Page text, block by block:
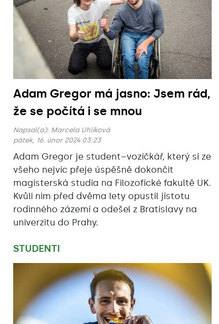
Adam Gregor má jasno: Jsem rád,
že se počítá i se mnou
Napsal(a): Marcela Uhlíková
pátek, 16. únor 2024 03:23
Adam Gregor je student–vozíčkář, který si ze
všeho nejvíc přeje úspěšně dokončit
magisterská studia na Filozofické fakultě UK.
Kvůli nim před dvěma lety opustil jistotu
rodinného zázemí a odešel z Bratislavy na
univerzitu do Prahy.
STUDENTI